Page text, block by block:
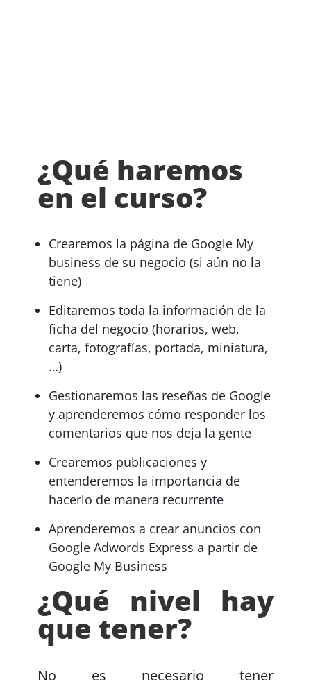
¿Qué haremos
en el curso?
Crearemos la página de Google My
business de su negocio (si aún no la
tiene)
Editaremos toda la información de la
ficha del negocio (horarios, web,
carta, fotografías, portada, miniatura,
…)
Gestionaremos las reseñas de Google
y aprenderemos cómo responder los
comentarios que nos deja la gente
Crearemos publicaciones y
entenderemos la importancia de
hacerlo de manera recurrente
Aprenderemos a crear anuncios con
Google Adwords Express a partir de
Google My Business
¿Qué nivel hay
que tener?
No es necesario tener